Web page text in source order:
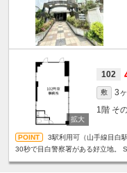
102
敷 3
1階 そ
3駅利用可（山手線目白
30秒で目白警察署がある好立地。